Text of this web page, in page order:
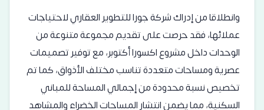
وانطلاقا من إدراك شركة جورا للتطوير العقاري لاحتياجات
عملائها، فقد حرصت على تقديم مجموعة متنوعة من
الوحدات داخل مشروع اكسورا أكتوبر، مع توفير تصميمات
عصرية ومساحات متعددة تناسب مختلف الأذواق، كما تم
تخصيص نسبة محدودة من إجمالي المساحة للمباني
السكنية، مما يضمن انتشار المساحات الخضراء والمشاهد